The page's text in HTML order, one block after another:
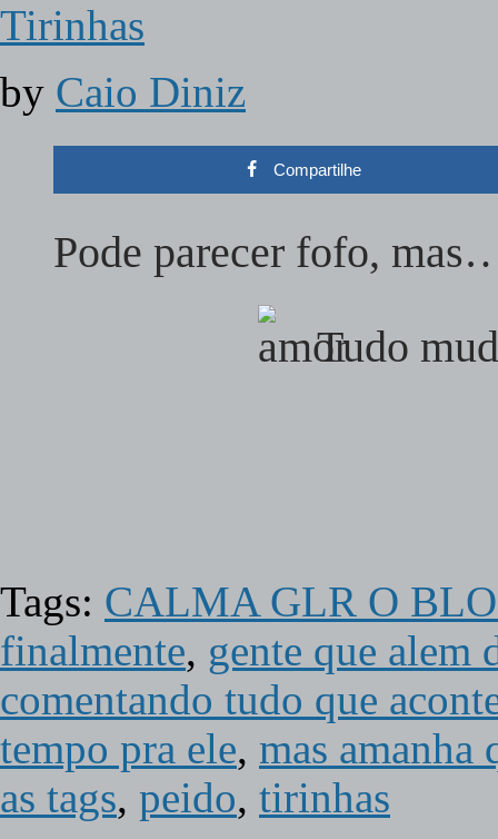
Tirinhas
by Caio Diniz
Compartilhe
Pode parecer fofo,
Tudo
Tags: CALMA GLR O
finalmente, gente que alem
comentando tudo que
tempo pra ele, mas amanha
as tags, peido, tirinhas